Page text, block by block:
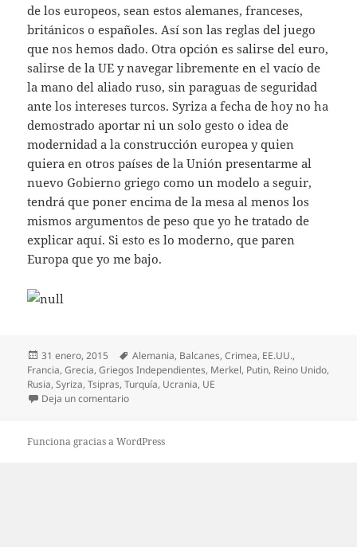
de los europeos, sean estos alemanes, franceses,
británicos o españoles. Así son las reglas del juego
que nos hemos dado. Otra opción es salirse del euro,
salirse de la UE y navegar libremente en el vacío de
la mano del aliado ruso, sin paraguas de seguridad
ante los intereses turcos. Syriza a fecha de hoy no ha
demostrado aportar ni un solo gesto o idea de
modernidad a la construcción europea y quien
quiera en otros países de la Unión presentarme al
nuevo Gobierno griego como un modelo a seguir,
tendrá que poner encima de la mesa al menos los
mismos argumentos de peso que yo he tratado de
explicar aquí. Si esto es lo moderno, que paren
Europa que yo me bajo.
Publicado
el
31 enero, 2015 Etiquetas
Alemania, Balcanes,Crimea, EE.UU.,
Francia,Grecia,Griegos Independientes, Merkel, Putin, Reino Unido,
Rusia,Syriza,Tsipras,Turquía, Ucrania, UE
Deja un comentarioen De porqué Syriza no es moderna aunque esté
Funciona gracias a WordPress